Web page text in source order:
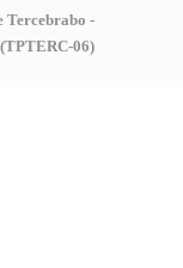
Tercebrabo -
06)